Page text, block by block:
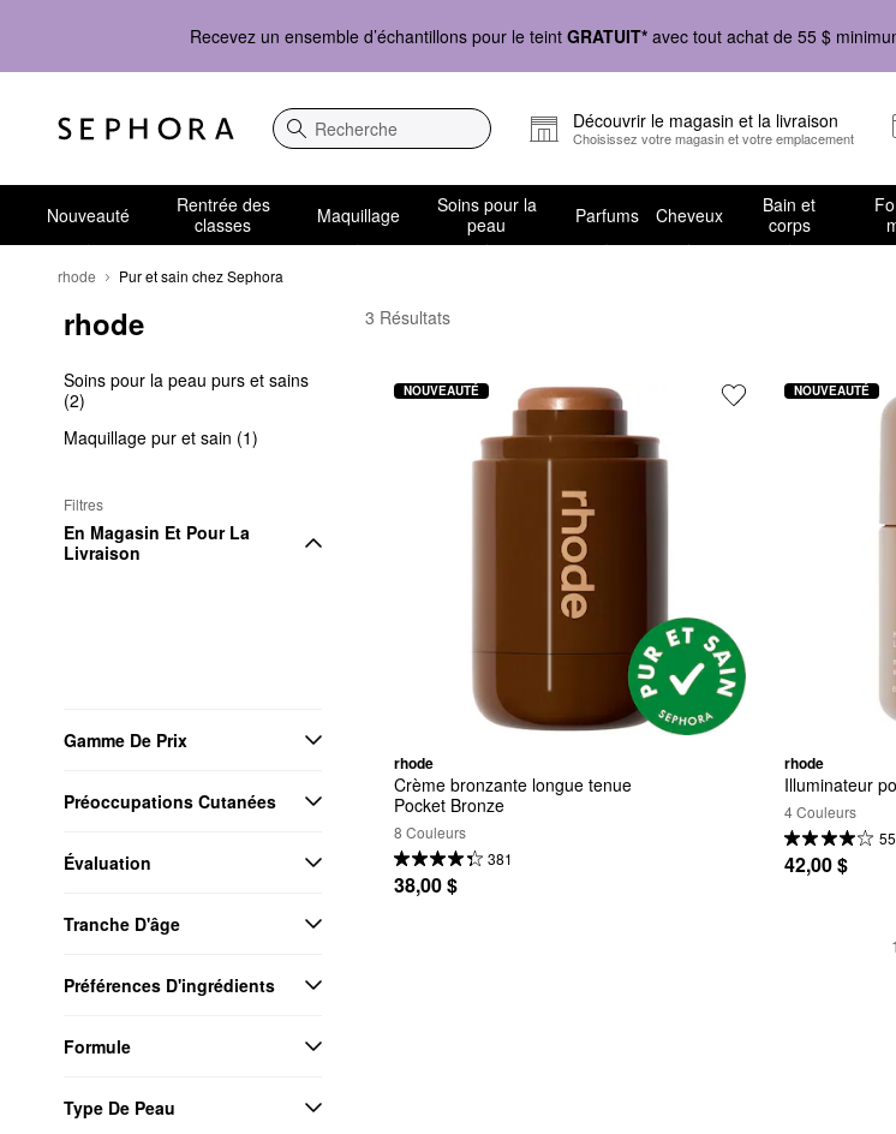
Recevez un ensemble d’échantillons pour le teint GRATUIT* avec tout achat de 55 $
Recherche
Découvrir le magasin et la livraison
Choisissez votre magasin et votre emplacement
Nouveauté
Rentrée des
classes
Maquillage
Soins pour la
peau
Parfums Cheveux
Bain et
corps
rhode Pur et sain chez Sephora
rhode
Soins pour la peau purs et sains
(2)
Maquillage pur et sain (1)
Filtres
En Magasin Et Pour La
Livraison
Gamme De Prix
Préoccupations Cutanées
Évaluation
Tranche D'âge
Préférences D'ingrédients
Formule
Type De Peau
rhode Pur et sain chez Sephora
3 Résultats
rhode
Crème bronzante longue tenue
Pocket Bronze
8 Couleurs
381
38,00 $
NOUVEAUTÉ
rhode
Illuminateur
4 Couleurs
42,00 $
NOUVEAUTÉ